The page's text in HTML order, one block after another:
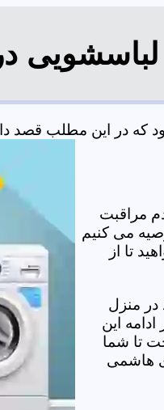
در این مطلب قصد
مراقبت
می کنیم
تا از
در منزل
این
تا شما